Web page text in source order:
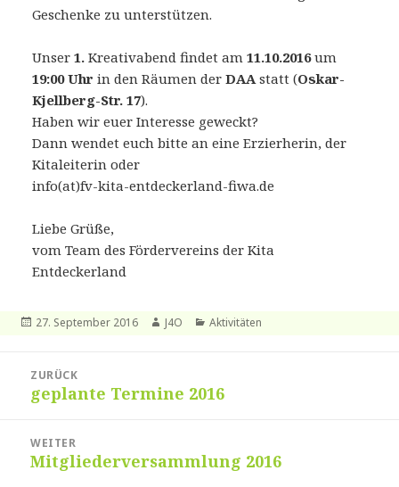
Geschenke zu unterstützen.
Unser 1.Kreativabend findet am 11.10.2016um
19:00 Uhr in den Räumen der DAAstatt (Oskar-
Kjellberg-Str. 17).
Haben wir euer Interesse geweckt?
Dann wendet euch bitte an eine Erzierherin, der
Kitaleiterin oder
info(at)fv-kita-entdeckerland-fiwa.de
Liebe Grüße,
vom Team des Fördervereins der Kita
Entdeckerland
Veröffentlicht
27. September 2016 Autor
J4O Kategorien
Aktivitäten
Navigation
ZURÜCK
Vorheriger
geplante Termine 2016
WEITER
Nächster
Mitgliederversammlung 2016